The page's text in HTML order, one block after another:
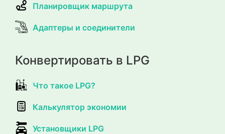
Планировщик маршрута
Адаптеры и соединители
Конвертировать в LPG
Что такое LPG?
Калькулятор экономии
Установщики LPG